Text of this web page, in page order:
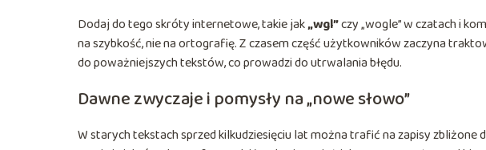
Dodaj do tego skróty internetowe, takie jak„wgl”czy „wogle” w czatach i
na szybkość, nie na ortografię. Z czasem część użytkowników zaczyna
do poważniejszych tekstów, co prowadzi do utrwalania błędu.
Dawne zwyczaje i pomysły na „nowe słowo”
W starych tekstach sprzed kilkudziesięciu lat można trafić na zapisy zbliżone